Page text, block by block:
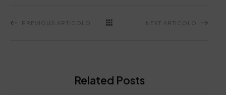
PREVIOUS ARTICOLO NEXT ARTICOLO
Related Posts